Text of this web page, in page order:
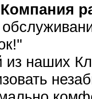
наших